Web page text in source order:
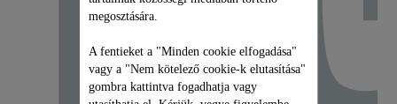
megosztására.
A fentieket a "Minden cookie elfogadása"
vagy a "Nem kötelező cookie-k elutasítása"
gombra kattintva fogadhatja vagy